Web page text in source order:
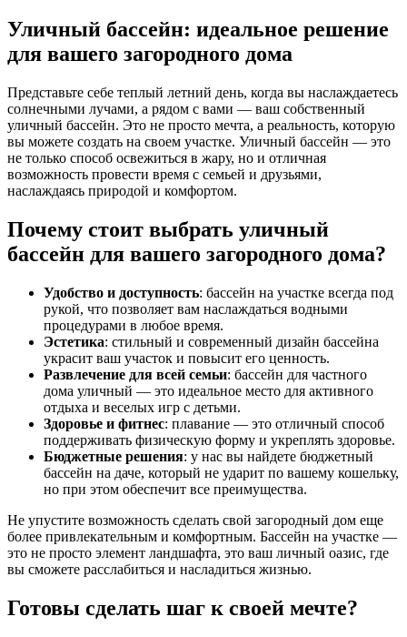
Уличный бассейн: идеальное решение
для вашего загородного дома
Представьте себе теплый летний день, когда вы наслаждаетесь
солнечными лучами, а рядом с вами — ваш собственный
уличный бассейн. Это не просто мечта, а реальность, которую
вы можете создать на своем участке. Уличный бассейн — это
не только способ освежиться в жару, но и отличная
возможность провести время с семьей и друзьями,
наслаждаясь природой и комфортом.
Почему стоит выбрать уличный
бассейн для вашего загородного дома?
Удобство и доступность: бассейн на участке всегда под
рукой, что позволяет вам наслаждаться водными
процедурами в любое время.
Эстетика: стильный и современный дизайн бассейна
украсит ваш участок и повысит его ценность.
Развлечение для всей семьи: бассейн для частного
дома уличный — это идеальное место для активного
отдыха и веселых игр с детьми.
Здоровье и фитнес: плавание — это отличный способ
поддерживать физическую форму и укреплять здоровье.
Бюджетные решения: у нас вы найдете бюджетный
бассейн на даче, который не ударит по вашему кошельку,
но при этом обеспечит все преимущества.
Не упустите возможность сделать свой загородный дом еще
более привлекательным и комфортным. Бассейн на участке —
это не просто элемент ландшафта, это ваш личный оазис, где
вы сможете расслабиться и насладиться жизнью.
Готовы сделать шаг к своей мечте?